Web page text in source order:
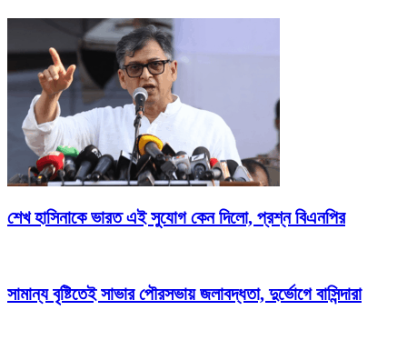
শেখ হাসিনাকে ভারত এই সুযোগ কেন দিলো, প্রশ্ন বিএনপির
সামান্য বৃষ্টিতেই সাভার পৌরসভায় জলাবদ্ধতা, দুর্ভোগে বাসিন্দারা